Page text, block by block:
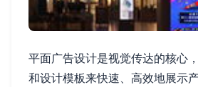
平面广告设计是视觉传达的核心
和设计模板来快速、高效地展示